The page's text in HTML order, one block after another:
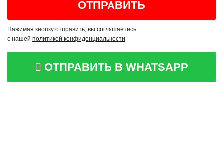
Нажимая кнопку отправить, вы соглашаетесь
с нашей политикой конфиденциальности
ОТПРАВИТЬ В WHATSAPP